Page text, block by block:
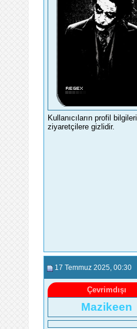
Kullanıcıların profil bilgileri
ziyaretçilere gizlidir.
17 Temmuz 2025 , 00:30
Çevrimdışı
Mazikeen